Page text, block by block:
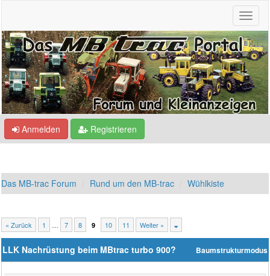
Anmelden Registrieren
Das MB-trac Forum Rund um den MB-trac Wühlkiste
« Zurück 1 … 7 8 9 10 11 Weiter »
Baumstrukturmodus
LLK Nachrüstung beim MBtrac turbo 900?